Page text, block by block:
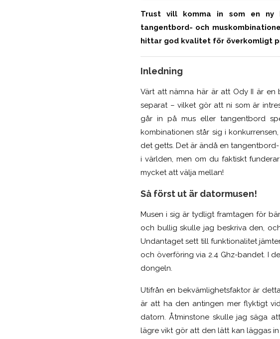
Trust vill komma in som en ny
tangentbord- och
hittar god kvalitet för överkomligt
Inledning
Värt att nämna här är att Ody II är
separat – vilket gör att ni som är
går in på mus eller tangentbord
kombinationen står sig i
det getts. Det är ändå en
i världen, men om du faktiskt
mycket att välja mellan!
Så först ut är datormusen!
Musen i sig är tydligt framtagen för
och bullig skulle jag beskriva den,
Undantaget sett till funktionalitet
och överföring via 2.4 Ghz-bandet. I
dongeln.
Utifrån en bekvämlighetsfaktor är
är att ha den antingen mer flyktigt
datorn. Åtminstone skulle jag säga
lägre vikt gör att den lätt kan läggas